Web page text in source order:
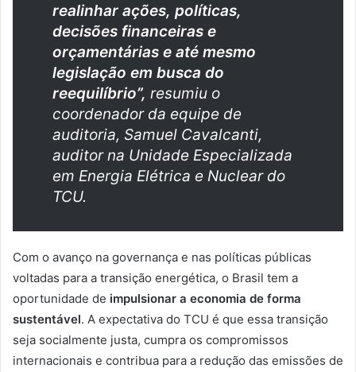
realinhar ações, políticas,
decisões financeiras e
orçamentárias e até mesmo
legislação em busca do
reequilíbrio”, resumiu o
coordenador da equipe de
auditoria, Samuel Cavalcanti,
auditor na Unidade Especializada
em Energia Elétrica e Nuclear do
TCU.
Com o avanço na governança e nas políticas públicas
voltadas para a transição energética, o Brasil tem a
oportunidade de impulsionar a economia de forma
sustentável. A expectativa do TCU é que essa transição
seja socialmente justa, cumpra os compromissos
internacionais e contribua para a redução das emissões de